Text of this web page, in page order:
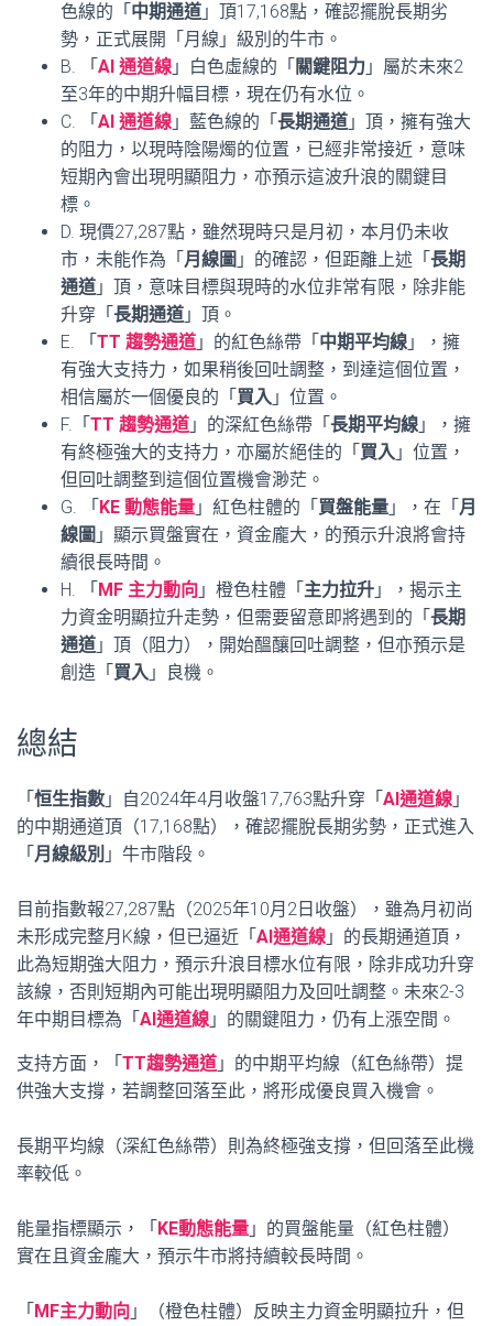
色線的「 中期通道 」頂17,168點，確認擺脫長期劣
勢，正式展開「月線」級別的牛市。
B. 「 AI 通道線 」白色虛線的「 關鍵阻力 」屬於未來2
至3年的中期升幅目標，現在仍有水位。
C. 「 AI 通道線 」藍色線的「 長期通道 」頂，擁有強大
的阻力，以現時陰陽燭的位置，已經非常接近，意味
短期內會出現明顯阻力，亦預示這波升浪的關鍵目
標。
D. 現價27,287點，雖然現時只是月初，本月仍未收
市，未能作為「 月線圖 」的確認，但距離上述「 長期
通道 」頂，意味目標與現時的水位非常有限，除非能
升穿「 長期通道 」頂。
E. 「 TT 趨勢通道 」的紅色絲帶「 中期平均線 」，擁
有強大支持力，如果稍後回吐調整，到達這個位置，
相信屬於一個優良的「 買入 」位置。
F.「 TT 趨勢通道 」的深紅色絲帶「 長期平均線 」，擁
有終極強大的支持力，亦屬於絕佳的「 買入 」位置，
但回吐調整到這個位置機會渺茫。
G. 「 KE 動態能量 」紅色柱體的「 買盤能量 」，在「 月
線圖 」顯示買盤實在，資金龐大，的預示升浪將會持
續很長時間。
H. 「 MF 主力動向 」橙色柱體「 主力拉升 」，揭示主
力資金明顯拉升走勢，但需要留意即將遇到的「 長期
通道 」頂（阻力），開始醞釀回吐調整，但亦預示是
創造「 買入 」良機。
總結
「 恒生指數 」自2024年4月收盤17,763點升穿「 AI通道線 」
的中期通道頂（17,168點），確認擺脫長期劣勢，正式進入
「 月線級別 」牛市階段。
目前指數報27,287點（2025年10月2日收盤），雖為月初尚
未形成完整月K線，但已逼近「 AI通道線 」的長期通道頂，
此為短期強大阻力，預示升浪目標水位有限，除非成功升穿
該線，否則短期內可能出現明顯阻力及回吐調整。未來2-3
年中期目標為「 AI通道線 」的關鍵阻力，仍有上漲空間。
支持方面，「 TT趨勢通道 」的中期平均線（紅色絲帶）提
供強大支撐，若調整回落至此，將形成優良買入機會。
長期平均線（深紅色絲帶）則為終極強支撐，但回落至此機
率較低。
能量指標顯示，「 KE動態能量 」的買盤能量（紅色柱體）
實在且資金龐大，預示牛市將持續較長時間。
「 MF主力動向 」（橙色柱體）反映主力資金明顯拉升，但